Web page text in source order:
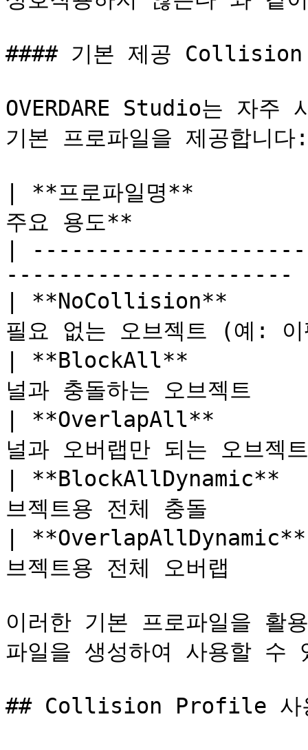
#### 기본 제공
OVERDARE Studio는 자주
기본 프로파일을 제공합니다:
| **프로파일명**
주요 용도**
|
----------------------
| **NoCollision**
필요 없는 오브젝트 (예:
| **BlockAll**
널과 충돌하는 오브젝
| **OverlapAll**
널과 오버랩만 되는 오
| **BlockAllDynamic**
브젝트용 전체 충돌
|
브젝트용 전체 오버랩
이러한 기본 프로파일을 활
파일을 생성하여 사용할 수
## Collision Profile 사